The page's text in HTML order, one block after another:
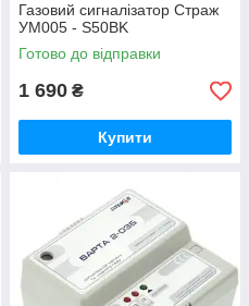
Газовий сигналізатор Страж
УМ005 - S50BK
Готово до відправки
1 690 ₴
Купити